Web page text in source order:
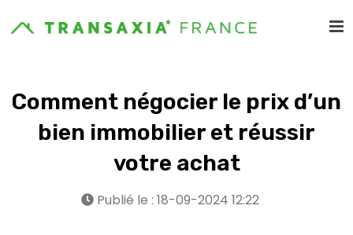
Comment négocier le prix d’un
bien immobilier et réussir
votre achat
Publié le : 18-09-2024 12:22